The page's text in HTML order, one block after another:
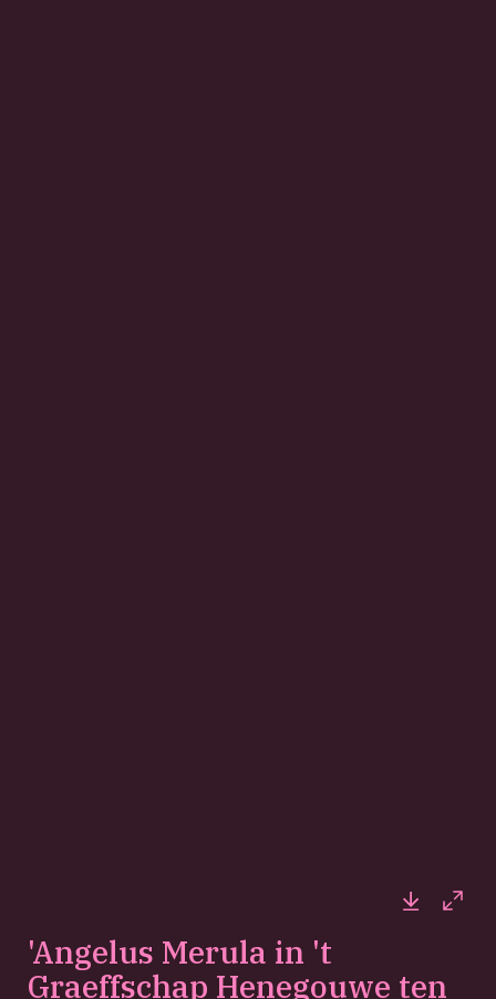
'Angelus Merula in 't
Graeffschap Henegouwe ten